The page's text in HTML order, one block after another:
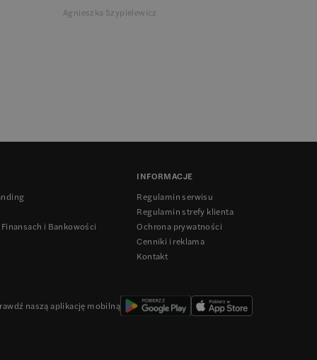
Agnieszka Szypielewicz
i Bankowości
INFORMACJE
Regulamin serwisu
Regulamin strefy klienta
Ochrona prywatności
Cenniki i reklama
Kontakt
naszą aplikację mobilną